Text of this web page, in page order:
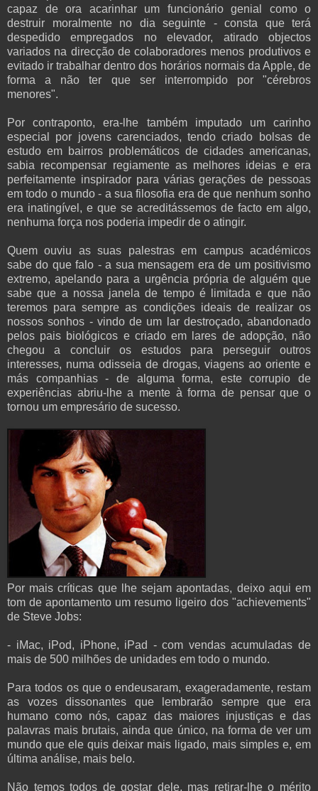
capaz de ora acarinhar um funcionário genial como o
destruir moralmente no dia seguinte - consta que terá
despedido empregados no elevador, atirado objectos
variados na direcção de colaboradores menos produtivos e
evitado ir trabalhar dentro dos horários normais da Apple, de
forma a não ter que ser interrompido por "cérebros
menores".
Por contraponto, era-lhe também imputado um carinho
especial por jovens carenciados, tendo criado bolsas de
estudo em bairros problemáticos de cidades americanas,
sabia recompensar regiamente as melhores ideias e era
perfeitamente inspirador para várias gerações de pessoas
em todo o mundo - a sua filosofia era de que nenhum sonho
era inatingível, e que se acreditássemos de facto em algo,
nenhuma força nos poderia impedir de o atingir.
Quem ouviu as suas palestras em campus académicos
sabe do que falo - a sua mensagem era de um positivismo
extremo, apelando para a urgência própria de alguém que
sabe que a nossa janela de tempo é limitada e que não
teremos para sempre as condições ideais de realizar os
nossos sonhos - vindo de um lar destroçado, abandonado
pelos pais biológicos e criado em lares de adopção, não
chegou a concluir os estudos para perseguir outros
interesses, numa odisseia de drogas, viagens ao oriente e
más companhias - de alguma forma, este corrupio de
experiências abriu-lhe a mente à forma de pensar que o
tornou um empresário de sucesso.
Por mais críticas que lhe sejam apontadas, deixo aqui em
tom de apontamento um resumo ligeiro dos "achievements"
de Steve Jobs:
- iMac, iPod, iPhone, iPad - com vendas acumuladas de
mais de 500 milhões de unidades em todo o mundo.
Para todos os que o endeusaram, exageradamente, restam
as vozes dissonantes que lembrarão sempre que era
humano como nós, capaz das maiores injustiças e das
palavras mais brutais, ainda que único, na forma de ver um
mundo que ele quis deixar mais ligado, mais simples e, em
última análise, mais belo.
Não temos todos de gostar dele, mas retirar-lhe o mérito